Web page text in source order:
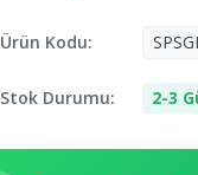
Ürün Kodu:
Stok Durumu: 2-3